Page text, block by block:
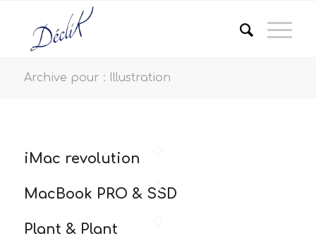
Archive pour : Illustration
iMac revolution
MacBook PRO & SSD
Plant & Plant